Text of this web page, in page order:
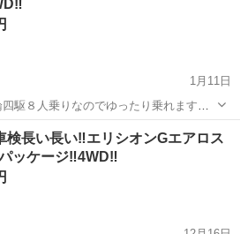
1月11日
駆８人乗りなのでゆったり乗れますね‼️
年式 18年車 距離 88000 車検 7年1月
、両側パワースライド、 黒マルスタッ
エリシオン 距離
検長い長い‼️エリシオンGエアロス
ッケージ‼️4WD‼️